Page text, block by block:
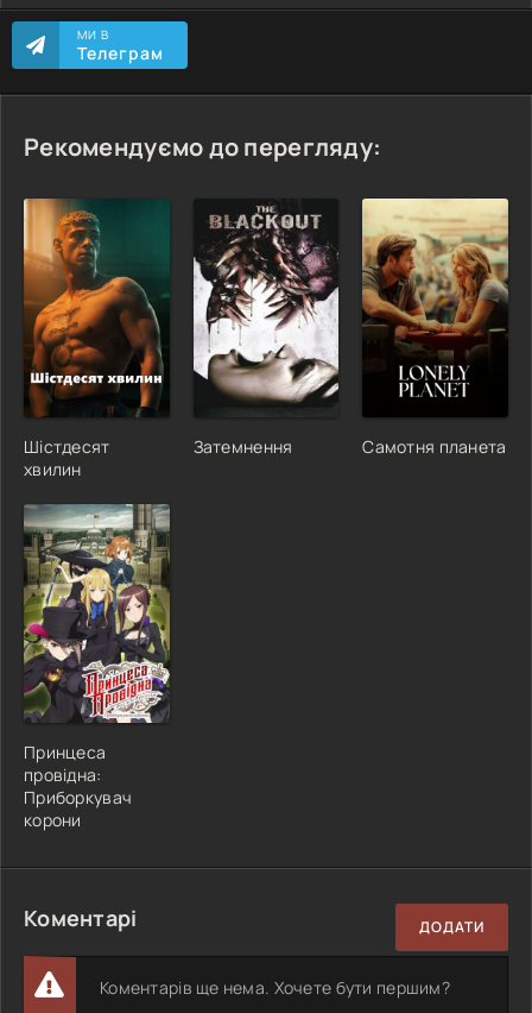
МИ В
Телеграм
Рекомендуємо до перегляду:
Шістдесят
хвилин
Затемнення Самотня планета
Принцеса
провідна:
Приборкувач
корони
Коментарі ДОДАТИ
Коментарів ще нема. Хочете бути першим?